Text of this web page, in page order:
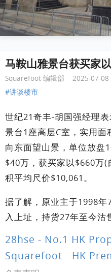
马鞍山雅景台获买家
Squarefoot 编辑部 2025-07-08
#讲谈楼市
世纪21奇丰-胡国强经理
景台1座高层C室，实用
向东面望山景，单位放盘
$40万，获买家以$660万
积平均尺价$10,061。
据了解，原业主于1998
入上址，持货27年至今沽
28hse - No.1 HK
Squarefoot - HK